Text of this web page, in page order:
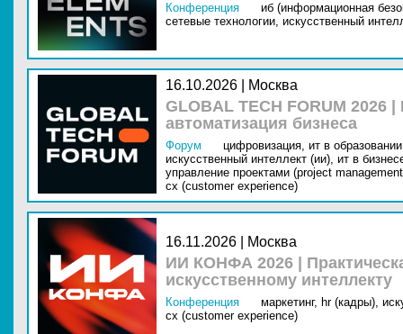
Конференция
иб (информационная
сетевые технологии, искусственный
16.10.2026 | Москва
GLOBAL TECH FORUM
автоматизация бизнеса
Форум цифровизация, ит в
искусственный интеллект (ии), ит в
управление проектами (project
cx (customer experience)
16.11.2026 | Москва
ИИ КОНФА 2026 |
искусственному интеллекту
Конференция маркетинг, hr (кадры),
cx (customer experience)